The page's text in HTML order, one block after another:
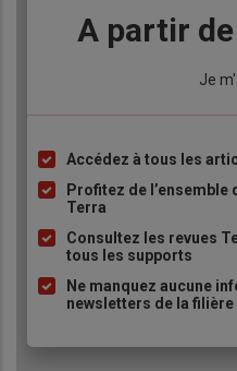
Body
A partir
Je
Liste
à
puce
Accédez à tous les
Profitez de
Terra
Consultez les revues
tous les supports
Ne manquez aucune
newsletters de la filière